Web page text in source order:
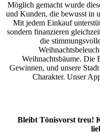
Möglich gemacht wurde
und Kunden, die bewusst in
Mit jedem Einkauf
sondern finanzieren
die
Weihnachtsbäume. Die
Gewinnen, und unsere
Charakter. Unser
Bleibt Tönisvorst treu!